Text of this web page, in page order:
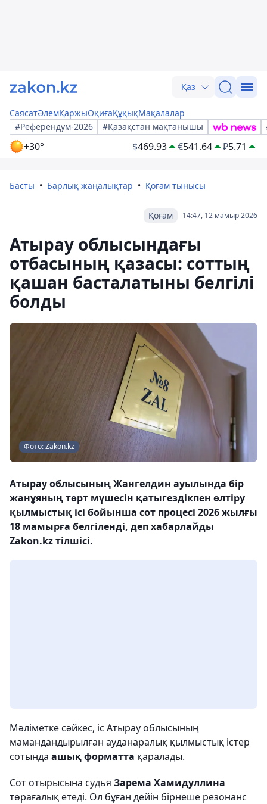
Қаз
СаясатӘлемҚаржыОқиғаҚұқықМақалалар
#Референдум-2026
#Қазақстан мақтанышы
+30° $469.93 €541.64 ₽5.71
Басты Барлық жаңалықтар Қоғам тынысы
14:47, 12 мамыр 2026
Қоғам
Атырау облысындағы
отбасының қазасы: соттың
қашан басталатыны белгілі
болды
Фото: Zakon.kz
Атырау облысының Жангелдин ауылында бір
жанұяның төрт мүшесін қатыгездікпен өлтіру
қылмыстық ісі бойынша сот процесі 2026 жылғы
18 мамырға белгіленді, деп хабарлайды
Zakon.kz тілшісі.
Мәліметке сәйкес, іс Атырау облысының
мамандандырылған ауданаралық қылмыстық істер
сотында ашық форматта қаралады.
Сот отырысына судья Зарема Хамидуллина
төрағалық етеді. Ол бұған дейін бірнеше резонанс